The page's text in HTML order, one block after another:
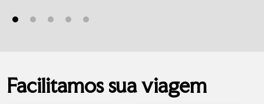
Facilitamos sua viagem